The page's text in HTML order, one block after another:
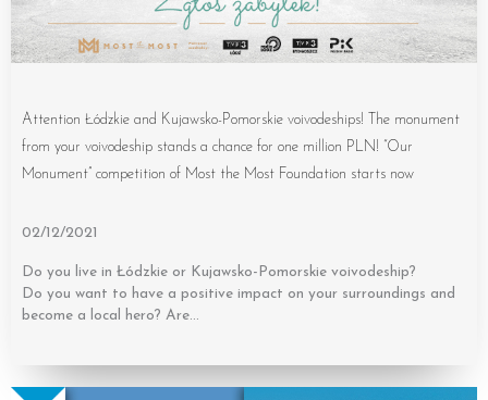
Attention Łódzkie and Kujawsko-Pomorskie voivodeships! The monument
from your voivodeship stands a chance for one million PLN! “Our
Monument” competition of Most the Most Foundation starts now
02/12/2021
Do you live in Łódzkie or Kujawsko-Pomorskie voivodeship?
Do you want to have a positive impact on your surroundings and
become a local hero? Are…